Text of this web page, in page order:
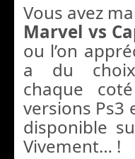
Vous avez
Marvel vs
ou l’on
a du
chaque
versions Ps3
disponible
Vivement… !